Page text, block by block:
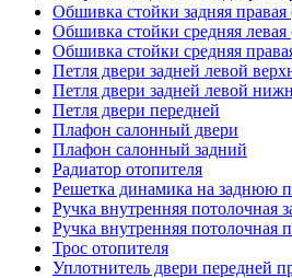
Обшивка стойки задняя правая
Обшивка стойки средняя левая
Обшивка стойки средняя
Петля двери задней левой
Петля двери задней левой
Петля двери передней
Плафон салонный двери
Плафон салонный задний
Радиатор отопителя
Решетка динамика на заднюю
Ручка внутренняя потолочная
Ручка внутренняя потолочная
Трос отопителя
Уплотнитель двери передней